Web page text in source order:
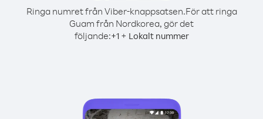
Ringa numret från Viber-knappsatsen.För att ringa
Guam från Nordkorea, gör det
följande:+1+ Lokalt nummer